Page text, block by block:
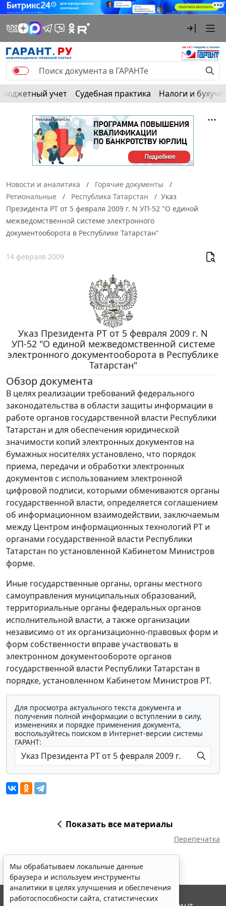
Бюджетный учет Судебная практика Налоги и
Новости и аналитика
Горячие документы
Региональные
Республика Татарстан
Указ
Президента РТ от 5 февраля 2009 г. N УП-52 "О единой
межведомственной системе электронного
документооборота в Республике Татарстан"
14 февраля 2009
Указ Президента РТ от 5 февраля 2009 г. N
УП-52 "О единой межведомственной системе
электронного документооборота в Республике
Татарстан"
Обзор документа
В целях реализации требований федерального
законодательства в области защиты информации в
работе органов государственной власти Республики
Татарстан и для обеспечения юридической
значимости копий электронных документов на
бумажных носителях установлено, что порядок
приема, передачи и обработки электронных
документов с использованием электронной
цифровой подписи, которыми обмениваются органы
государственной власти, определяется соглашением
об информационном взаимодействии, заключаемым
между Центром информационных технологий РТ и
органами государственной власти Республики
Татарстан по установленной Кабинетом Министров
форме.
Иные государственные органы, органы местного
самоуправления муниципальных образований,
территориальные органы федеральных органов
исполнительной власти, а также организации
независимо от их организационно-правовых форм и
форм собственности вправе участвовать в
электронном документообороте органов
государственной власти Республики Татарстан в
порядке, установленном Кабинетом Министров РТ.
Для просмотра актуального текста документа и
получения полной информации о вступлении в силу,
изменениях и порядке применения документа,
воспользуйтесь поиском в Интернет-версии системы
ГАРАНТ:
Показать все материалы
Перепечатка
Мы обрабатываем локальные данные
браузера и используем инструменты
аналитики в целях улучшения и обеспечения
работоспособности сайта, статистических